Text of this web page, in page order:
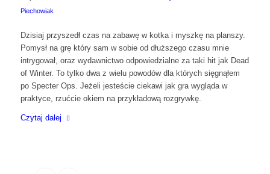
Piechowiak
Dzisiaj przyszedł czas na zabawę w kotka i myszkę na planszy.
Pomysł na grę który sam w sobie od dłuższego czasu mnie
intrygował, oraz wydawnictwo odpowiedzialne za taki hit jak Dead
of Winter. To tylko dwa z wielu powodów dla których sięgnąłem
po Specter Ops. Jeżeli jesteście ciekawi jak gra wygląda w
praktyce, rzućcie okiem na przykładową rozgrywkę.
Czytaj dalej